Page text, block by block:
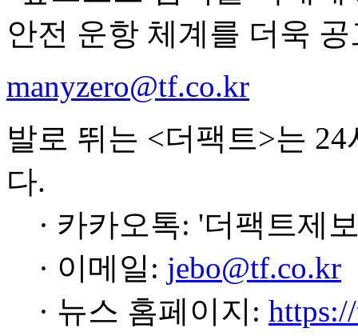
안전 운항 체계를 더욱
manyzero@tf.co.kr
발로 뛰는 <더팩트>는
다.
· 카카오톡: '더팩트제
· 이메일: jebo@tf.co.kr
· 뉴스 홈페이지: